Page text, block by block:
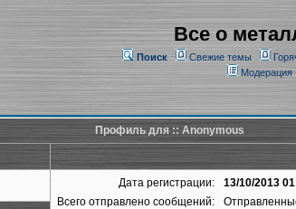
Все о
Поиск Свежие темы
Модерация
Профиль для :: Anonymous
Дата регистрации:
13/10/2013
Всего отправлено сообщений: